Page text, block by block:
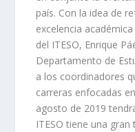
país. Con la idea de
excelencia
del ITESO, Enrique
Departamento de
a los coordinadores
carreras enfocadas
agosto de 2019
ITESO tiene una